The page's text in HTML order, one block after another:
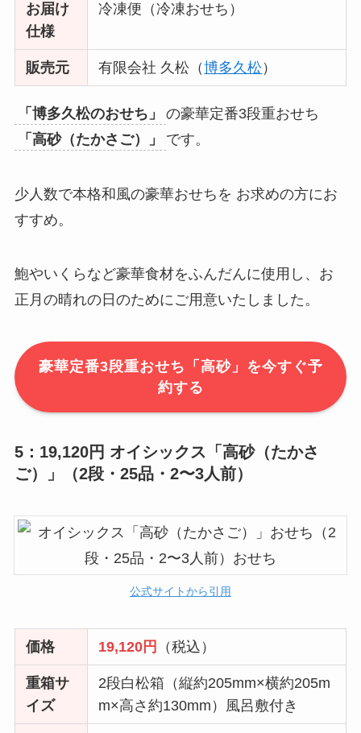
お届け
仕様
冷凍便（冷凍おせち）
販売元 有限会社 久松（博多久松）
「博多久松のおせち」
の豪華定番3段重おせち
「高砂（たかさご）」
です。
少人数で本格和風の豪華おせちを お求めの方にお
すすめ。
鮑やいくらなど豪華食材をふんだんに使用し、お
正月の晴れの日のためにご用意いたしました。
豪華定番3段重おせち「高砂」を今すぐ予
約する
5：19,120円 オイシックス「高砂（たかさ
ご）」（2段・25品・2〜3人前）
公式サイトから引用
価格 19,120円 （税込）
重箱サ
イズ
2段白松箱（縦約205mm×横約205m
m×高さ約130mm）風呂敷付き